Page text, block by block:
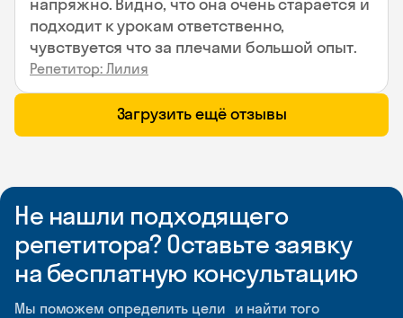
подходит к урокам ответственно,
чувствуется что за плечами большой опыт.
Репетитор: Лилия
Загрузить ещё отзывы
Не нашли подходящего
репетитора? Оставьте заявку
на бесплатную консультацию
Мы поможем определить цели и найти того